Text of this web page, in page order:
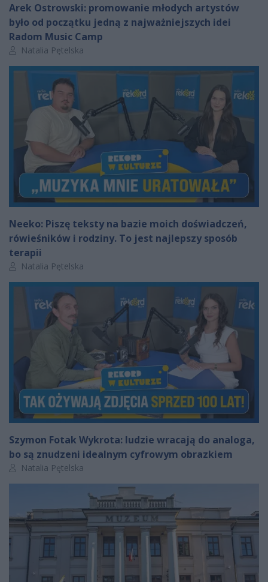
Arek Ostrowski: promowanie młodych artystów
było od początku jedną z najważniejszych idei
Radom Music Camp
Autor artykułu:
Natalia Pętelska
Neeko: Piszę teksty na bazie moich doświadczeń,
rówieśników i rodziny. To jest najlepszy sposób
terapii
Autor artykułu:
Natalia Pętelska
Szymon Fotak Wykrota: ludzie wracają do analoga,
bo są znudzeni idealnym cyfrowym obrazkiem
Autor artykułu:
Natalia Pętelska